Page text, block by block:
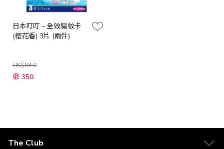
日本叮叮 - 全效驅蚊卡
(櫻花香) 3片 (兩件)
HK$84.0
特
殊 350
The Club